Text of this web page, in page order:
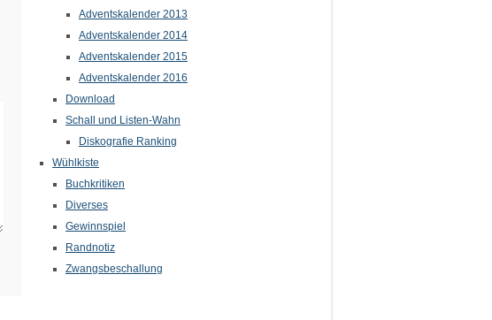
Adventskalender 2013
Adventskalender 2014
Adventskalender 2015
Adventskalender 2016
Download
Schall und Listen-Wahn
Diskografie Ranking
Wühlkiste
Buchkritiken
Diverses
Gewinnspiel
Randnotiz
Zwangsbeschallung